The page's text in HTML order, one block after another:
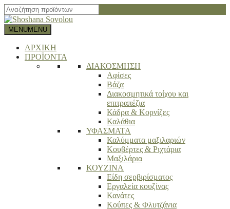
search
MENUMENU
ΑΡΧΙΚΗ
ΠΡΟΪΟΝΤΑ
ΔΙΑΚΟΣΜΗΣΗ
Αφίσες
Βάζα
Διακοσμητικά τοίχου και
επιτραπέζια
Κάδρα & Κορνίζες
Καλάθια
ΥΦΑΣΜΑΤΑ
Καλύμματα μαξιλαριών
Κουβέρτες & Ριχτάρια
Μαξιλάρια
ΚΟΥΖΙΝΑ
Είδη σερβιρίσματος
Εργαλεία κουζίνας
Κανάτες
Κούπες & Φλυτζάνια